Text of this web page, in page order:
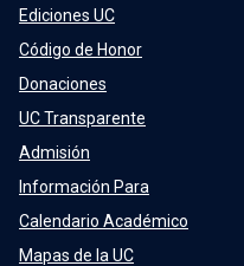
Ediciones UC
Código de Honor
Donaciones
UC Transparente
Admisión
Información Para
Calendario Académico
Mapas de la UC